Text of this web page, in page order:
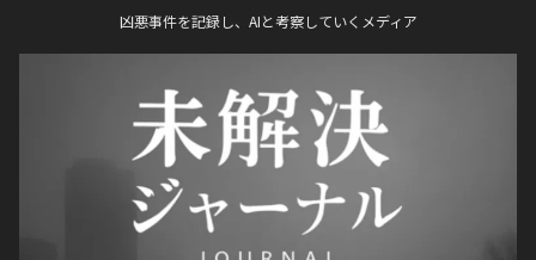
凶悪事件を記録し、AIと考察していくメディア